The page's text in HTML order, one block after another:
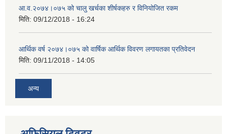
आ.व.२०७४।०७५ को चालु खर्चका शीर्षकहरु र विनियोजित रकम
मिति: 09/12/2018 - 16:24
आर्थिक वर्ष २०७४।०७५ को वार्षिक आर्थिक विवरण लगायतका प्रतिवेदन
मिति: 09/11/2018 - 14:05
अन्य